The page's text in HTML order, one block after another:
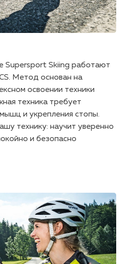
Supersport Skiing работают
Метод основан на
освоении техники
техника требует
мышц и укрепления стопы.
технику: научит уверенно
и безопасно